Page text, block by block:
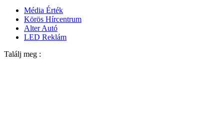
Média Érték
Körös Hírcentrum
Alter Autó
LED Reklám
Találj meg :